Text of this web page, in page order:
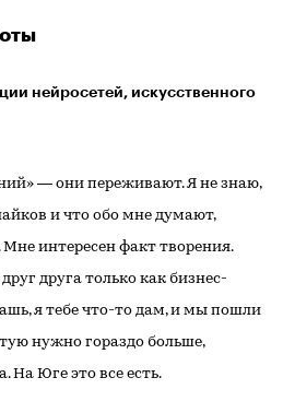
нейросетей, искусственного
― они переживают. Я не знаю,
и что обо мне думают,
интересен факт творения.
друга только как бизнес-
я тебе что-то дам, и мы пошли
нужно гораздо больше,
На Юге это все есть.